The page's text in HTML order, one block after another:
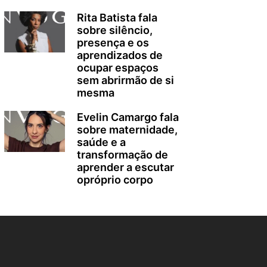
Rita Batista fala
sobre silêncio,
presença e os
aprendizados de
ocupar espaços
sem abrirmão de si
mesma
Evelin Camargo fala
sobre maternidade,
saúde e a
transformação de
aprender a escutar
opróprio corpo